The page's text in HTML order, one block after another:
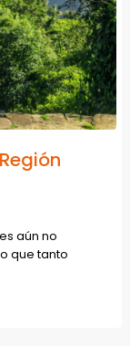
aún no
que tanto